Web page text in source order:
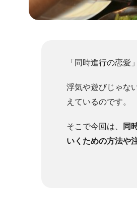
「同時進行の恋愛
浮気や遊びじゃな
えているのです。
そこで今回は、
同
いくための方法や